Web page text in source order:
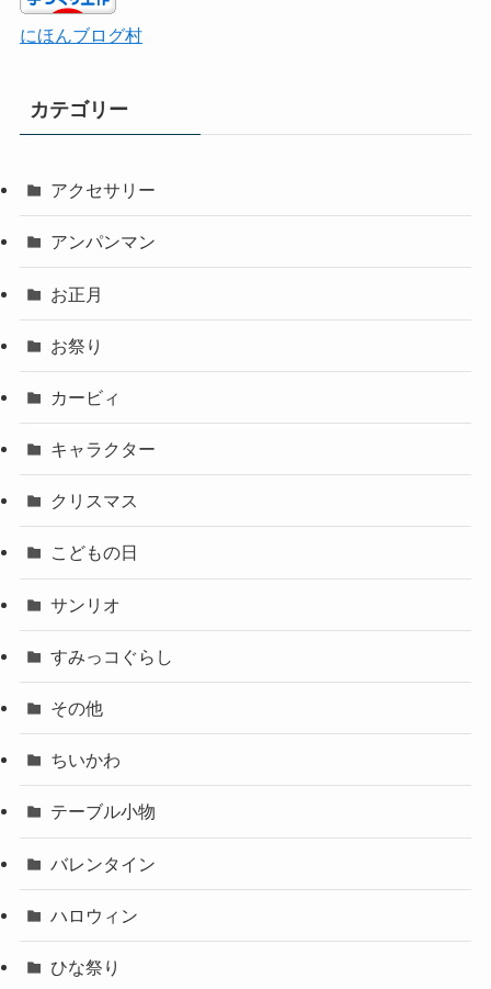
にほんブログ村
カテゴリー
アクセサリー
アンパンマン
お正月
お祭り
カービィ
キャラクター
クリスマス
こどもの日
サンリオ
すみっコぐらし
その他
ちいかわ
テーブル小物
バレンタイン
ハロウィン
ひな祭り